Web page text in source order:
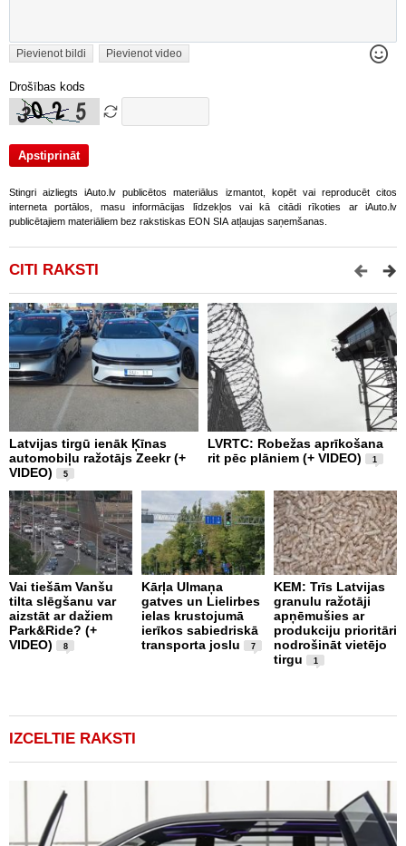
Pievienot bildi Pievienot video
Drošības kods
Stingri aizliegts iAuto.lv publicētos materiālus izmantot, kopēt vai reproducēt citos
interneta portālos, masu informācijas līdzekļos vai kā citādi rīkoties ar iAuto.lv
publicētajiem materiāliem bez rakstiskas EON SIA atļaujas saņemšanas.
CITI RAKSTI
Latvijas tirgū ienāk Ķīnas
automobiļu ražotājs Zeekr (+
VIDEO)
5
LVRTC: Robežas aprīkošana
rit pēc plāniem (+ VIDEO)
1
Vai tiešām Vanšu
tilta slēgšanu var
aizstāt ar dažiem
Park&Ride? (+
VIDEO)
8
Kārļa Ulmaņa
gatves un Lielirbes
ielas krustojumā
ierīkos sabiedriskā
transporta joslu
7
KEM: Trīs Latvijas
granulu ražotāji
apņēmušies ar
produkciju prioritāri
nodrošināt vietējo
tirgu
1
IZCELTIE RAKSTI